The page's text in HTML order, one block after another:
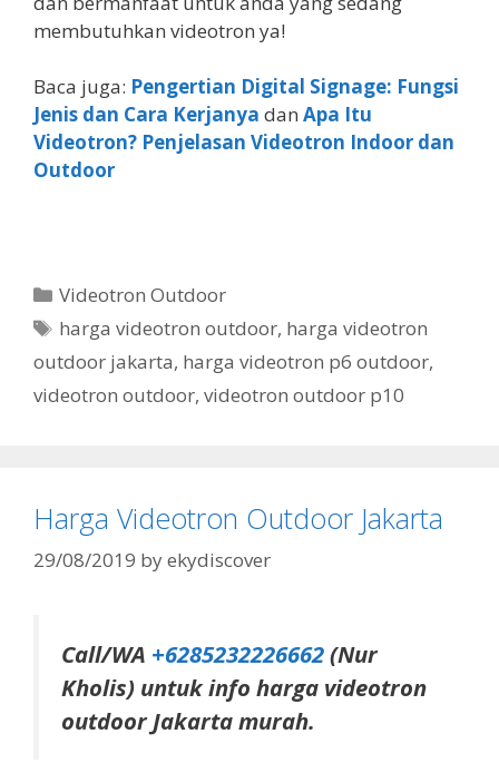
membutuhkan videotron ya!
Baca juga: Pengertian Digital Signage: Fungsi
Jenis dan Cara Kerjanya dan Apa Itu
Videotron? Penjelasan Videotron Indoor dan
Outdoor
Videotron Outdoor
harga videotron outdoor, harga videotron
outdoor jakarta, harga videotron p6 outdoor,
videotron outdoor, videotron outdoor p10
Harga Videotron Outdoor Jakarta
29/08/2019 byekydiscover
Call/WA +6285232226662(Nur
Kholis) untuk info harga videotron
outdoor Jakarta murah.